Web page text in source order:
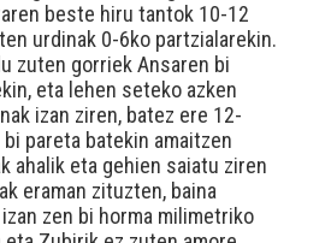
beste hiru tantok 10-12
urdinak 0-6ko partzialarekin.
zuten gorriek Ansaren bi
eta lehen seteko azken
izan ziren, batez ere 12-
bi pareta batekin amaitzen
ahalik eta gehien saiatu ziren
eraman zituzten, baina
zen bi horma milimetriko